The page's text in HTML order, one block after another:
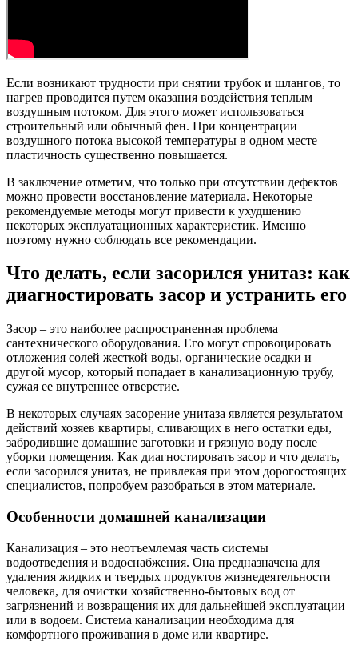
Если возникают трудности при снятии трубок и шлангов, то
нагрев проводится путем оказания воздействия теплым
воздушным потоком. Для этого может использоваться
строительный или обычный фен. При концентрации
воздушного потока высокой температуры в одном месте
пластичность существенно повышается.
В заключение отметим, что только при отсутствии дефектов
можно провести восстановление материала. Некоторые
рекомендуемые методы могут привести к ухудшению
некоторых эксплуатационных характеристик. Именно
поэтому нужно соблюдать все рекомендации.
Что делать, если засорился унитаз: как
диагностировать засор и устранить его
Засор – это наиболее распространенная проблема
сантехнического оборудования. Его могут спровоцировать
отложения солей жесткой воды, органические осадки и
другой мусор, который попадает в канализационную трубу,
сужая ее внутреннее отверстие.
В некоторых случаях засорение унитаза является результатом
действий хозяев квартиры, сливающих в него остатки еды,
забродившие домашние заготовки и грязную воду после
уборки помещения. Как диагностировать засор и что делать,
если засорился унитаз, не привлекая при этом дорогостоящих
специалистов, попробуем разобраться в этом материале.
Особенности домашней канализации
Канализация – это неотъемлемая часть системы
водоотведения и водоснабжения. Она предназначена для
удаления жидких и твердых продуктов жизнедеятельности
человека, для очистки хозяйственно-бытовых вод от
загрязнений и возвращения их для дальнейшей эксплуатации
или в водоем. Система канализации необходима для
комфортного проживания в доме или квартире.